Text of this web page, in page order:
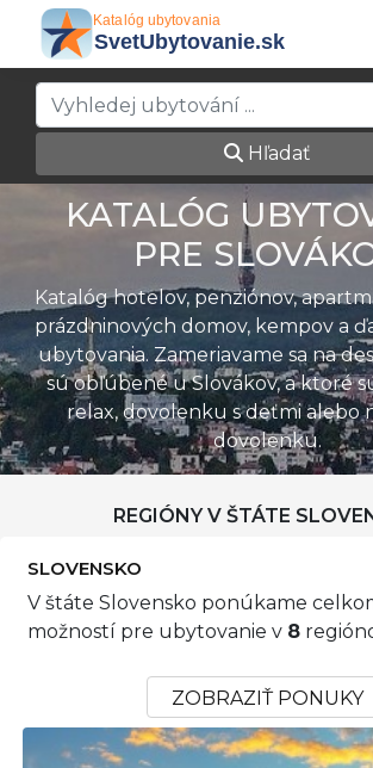
Hľadať
KATALÓG
PRE
Katalóg hotelov, penziónov,
prázdninových domov, kempov a
ubytovania. Zameriavame sa na
sú obľúbené u Slovákov, a ktoré
relax, dovolenku s deťmi alebo
dovolenku.
REGIÓNY V ŠTÁTE
SLOVENSKO
V štáte Slovensko ponúkame
možností pre ubytovanie v 8
ZOBRAZIŤ PONUKY